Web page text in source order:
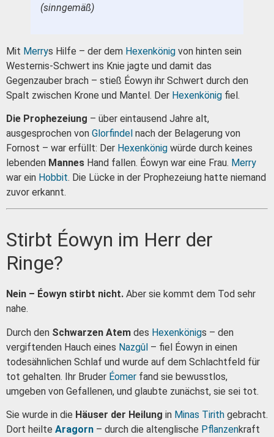
(sinngemäß)
Mit Merrys Hilfe – der dem Hexenkönig von hinten sein
Westernis-Schwert ins Knie jagte und damit das
Gegenzauber brach – stieß Éowyn ihr Schwert durch den
Spalt zwischen Krone und Mantel. Der Hexenkönig fiel.
Die Prophezeiung – über eintausend Jahre alt,
ausgesprochen von Glorfindel nach der Belagerung von
Fornost – war erfüllt: Der Hexenkönig würde durch keines
lebenden Mannes Hand fallen. Éowyn war eine Frau. Merry
war ein Hobbit. Die Lücke in der Prophezeiung hatte niemand
zuvor erkannt.
Stirbt Éowyn im Herr der
Ringe?
Nein – Éowyn stirbt nicht. Aber sie kommt dem Tod sehr
nahe.
Durch den Schwarzen Atem des Hexenkönigs – den
vergiftenden Hauch eines Nazgûl – fiel Éowyn in einen
todesähnlichen Schlaf und wurde auf dem Schlachtfeld für
tot gehalten. Ihr Bruder Éomer fand sie bewusstlos,
umgeben von Gefallenen, und glaubte zunächst, sie sei tot.
Sie wurde in die Häuser der Heilung in Minas Tirith gebracht.
Dort heilte Aragorn – durch die altenglische Pflanzenkraft